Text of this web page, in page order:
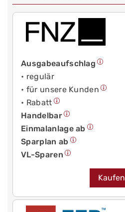
Ausgabeaufschlag
• regulär
• für unsere Kunden
• Rabatt
Handelbar
Einmalanlage ab
Sparplan ab
VL-Sparen
Kaufen